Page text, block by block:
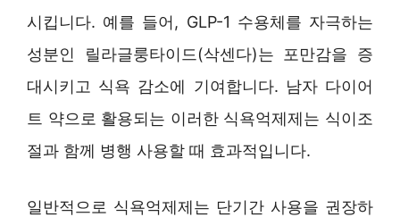
시킵니다. 예를 들어, GLP-1 수용체를 자극하는
성분인 릴라글룽타이드(삭센다)는 포만감을 증
대시키고 식욕 감소에 기여합니다. 남자 다이어
트 약으로 활용되는 이러한 식욕억제제는 식이조
절과 함께 병행 사용할 때 효과적입니다.
일반적으로 식욕억제제는 단기간 사용을 권장하